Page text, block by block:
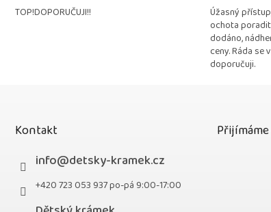
TOP!DOPORUČUJI!!
Úžasný
ochota
dodáno,
ceny. Ráda se
doporučuji.
Kontakt
info@detsky-kramek.cz
+420 723 053 937 po-pá 9:00-17:00